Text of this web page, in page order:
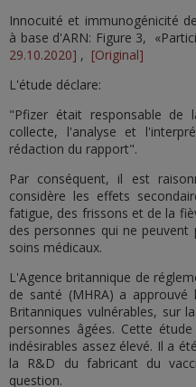
Innocuité et immunogénicité
à base d'ARN: Figure 3,
29.10.2020] , [Original]
L'étude déclare:
"Pfizer était responsable de
collecte, l'analyse et
rédaction du rapport".
Par conséquent, il est
considère les effets
fatigue, des frissons et de la
des personnes qui ne
soins médicaux.
L'Agence britannique de
de santé (MHRA) a
Britanniques vulnérables, sur
personnes âgées. Cette
indésirables assez élevé. Il a
la R&D du fabricant du
question.